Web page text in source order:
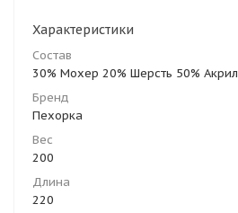
Характеристики
Состав
30% Мохер 20% Шерсть 50% Акрил
Бренд
Пехорка
Вес
200
Длина
220